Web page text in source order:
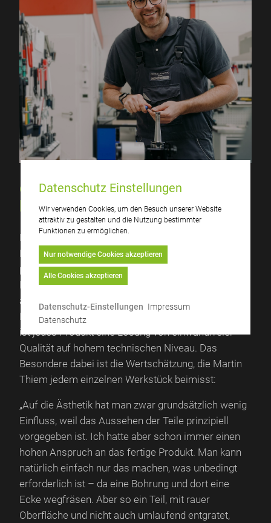
Qualität und Sorgfalt bis ins
kleinste Detail
Heute ist das Unternehmen ein spezialisierter
Dienstleister für die individuelle, schnelle und
preiswerte Fertigung von präzisen
Maschinenbauteilen, Komponenten und Prototypen
aus Metall und Kunststoff. Von der konstruktiven
Programmierung bis zur sauberen Nachbehandlung
ist jedes Produkt eine Lösung von einwandfreier
Qualität auf hohem technischen Niveau. Das
Besondere dabei ist die Wertschätzung, die Martin
Thiem jedem einzelnen Werkstück beimisst:
„Auf die Ästhetik hat man zwar grundsätzlich wenig
Einfluss, weil das Aussehen der Teile prinzipiell
vorgegeben ist. Ich hatte aber schon immer einen
hohen Anspruch an das fertige Produkt. Man kann
natürlich einfach nur das machen, was unbedingt
erforderlich ist – da eine Bohrung und dort eine
Ecke wegfräsen. Aber so ein Teil, mit rauer
Oberfläche und nicht auch umlaufend entgratet,
Datenschutz Einstellungen
Wir verwenden Cookies, um den Besuch unserer Website
attraktiv zu gestalten und die Nutzung bestimmter
Funktionen zu ermöglichen.
Nur notwendige Cookies akzeptieren
Alle Cookies akzeptieren
Datenschutz-Einstellungen Impressum
Datenschutz